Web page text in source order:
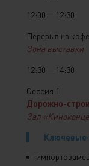
12:00 —12:30
Перерыв на
Зона выставки
12:30 —14:30
Сессия 1
Дорожно-
Зал
Ключевые